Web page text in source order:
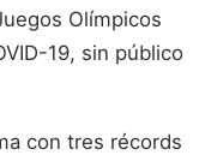
Olímpicos
19, sin público
con tres récords